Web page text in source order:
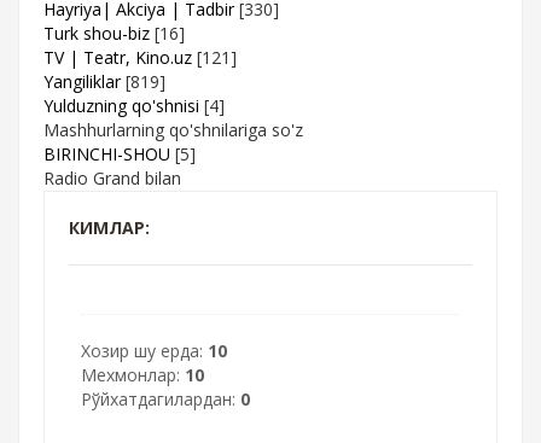
Hayriya| Akciya | Tadbir [330]
Turk shou-biz [16]
TV | Teatr, Kino.uz [121]
Yangiliklar [819]
Yulduzning qo'shnisi [4]
Mashhurlarning qo'shnilariga so'z
BIRINCHI-SHOU [5]
Radio Grand bilan
КИМЛАР:
Хозир шу ерда: 10
Мехмонлар: 10
Рўйхатдагилардан: 0